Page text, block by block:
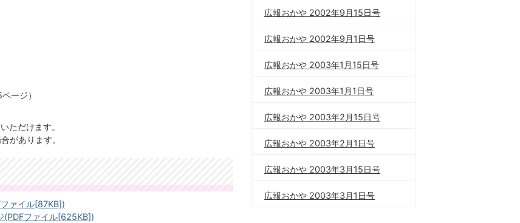
ージ）
ただけます。
があります。
ァイル[87KB])
(PDFファイル[625KB])
広報おかや 2002年9月15日号
広報おかや 2002年9月1日号
広報おかや 2003年1月15日号
広報おかや 2003年1月1日号
広報おかや 2003年2月15日号
広報おかや 2003年2月1日号
広報おかや 2003年3月15日号
広報おかや 2003年3月1日号